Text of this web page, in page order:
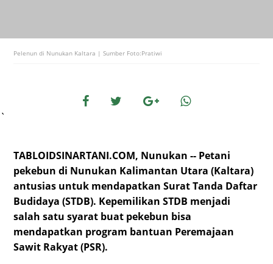
Pelenun di Nunukan Kaltara | Sumber Foto:Pratiwi
`
TABLOIDSINARTANI.COM, Nunukan -- Petani
pekebun di Nunukan Kalimantan Utara (Kaltara)
antusias untuk mendapatkan Surat Tanda Daftar
Budidaya (STDB). Kepemilikan STDB menjadi
salah satu syarat buat pekebun bisa
mendapatkan program bantuan Peremajaan
Sawit Rakyat (PSR).